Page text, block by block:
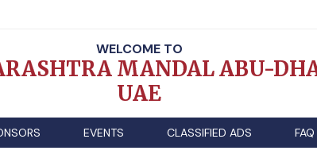
WELCOME TO
MANDAL ABU-
UAE
EVENTS CLASSIFIED ADS FAQ